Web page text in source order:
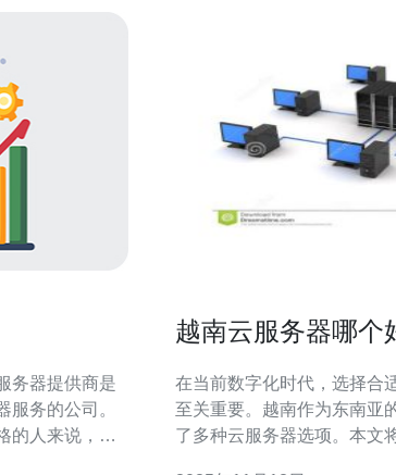
务器提供商是
务的公司。
的人来说，这
越南云服务器哪个
在当前数字化时代，选择合
至关重要。越南作为东南亚
了多种云服务器选项。本文